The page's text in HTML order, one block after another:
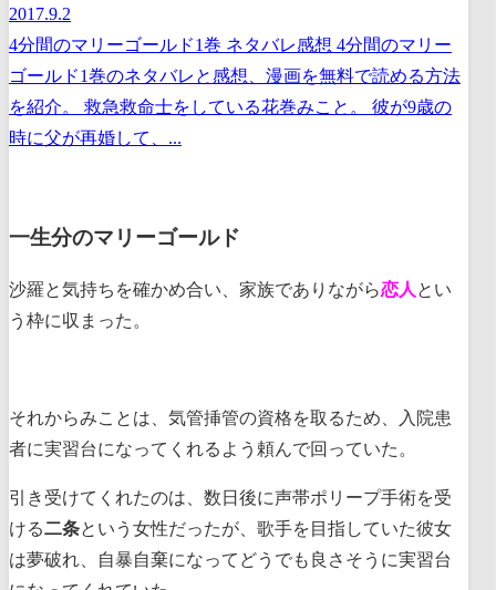
2017.9.2
4分間のマリーゴールド1巻 ネタバレ感想 4分間のマリー
ゴールド1巻のネタバレと感想、漫画を無料で読める方法
を紹介。 救急救命士をしている花巻みこと。 彼が9歳の
時に父が再婚して、...
一生分のマリーゴールド
沙羅と気持ちを確かめ合い、家族でありながら恋人 とい
う枠に収まった。
それからみことは、気管挿管の資格を取るため、入院患
者に実習台になってくれるよう頼んで回っていた。
引き受けてくれたのは、数日後に声帯ポリープ手術を受
ける二条という女性だったが、歌手を目指していた彼女
は夢破れ、自暴自棄になってどうでも良さそうに実習台